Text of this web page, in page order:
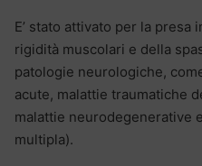
E’ stato attivato per la
rigidità muscolari e della
patologie neurologiche,
acute, malattie traumatiche
malattie neurodegenerative
multipla).